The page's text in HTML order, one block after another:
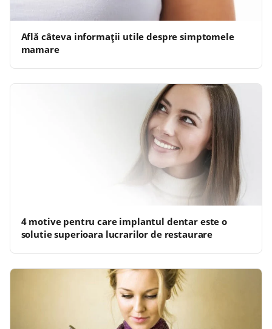
Află câteva informații utile despre simptomele
mamare
4 motive pentru care implantul dentar este o
solutie superioara lucrarilor de restaurare